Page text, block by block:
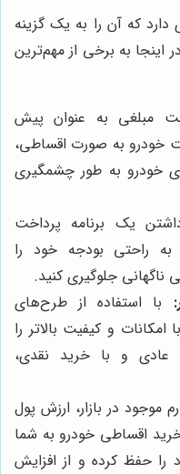
دارد که آن را به یک گزینه
اینجا به برخی از مهم‌ترین
مبلغی به عنوان پیش
خودرو به صورت اقساطی،
خودرو به طور چشمگیری
یک برنامه پرداخت
راحتی بودجه خود را
ناگهانی جلوگیری کنید.
با استفاده از طرح‌های
و کیفیت بالاتر را
عادی و با خرید نقدی،
موجود در بازار، ارزش پول
اقساطی خودرو به شما
حفظ کرده و از افزایش